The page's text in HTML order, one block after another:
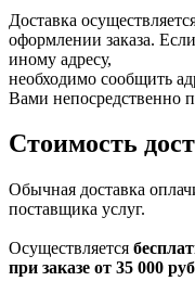
Доставка
оформлении заказа.
иному адресу,
необходимо сообщить
Вами непосредственно
Стоимость
Обычная доставка
поставщика услуг.
Осуществляется
при заказе от 35 000